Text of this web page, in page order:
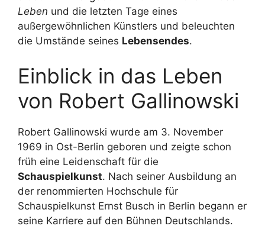
Leben und die letzten Tage eines
außergewöhnlichen Künstlers und beleuchten
die Umstände seines Lebensendes.
Einblick in das Leben
von Robert Gallinowski
Robert Gallinowski wurde am 3. November
1969 in Ost-Berlin geboren und zeigte schon
früh eine Leidenschaft für die
Schauspielkunst. Nach seiner Ausbildung an
der renommierten Hochschule für
Schauspielkunst Ernst Busch in Berlin begann er
seine Karriere auf den Bühnen Deutschlands.